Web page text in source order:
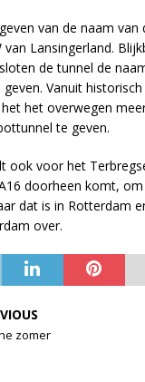
van de naam van
Lansingerland.
de tunnel de
Vanuit
het overwegen
te geven.
ook voor het
doorheen komt,
dat is in Rotterdam
over.
zomer